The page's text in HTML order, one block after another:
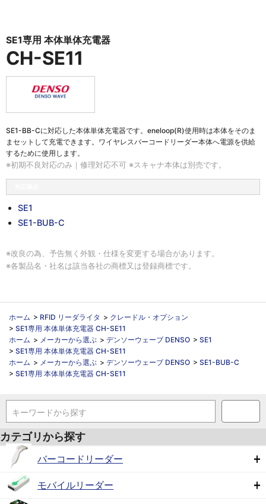
SE1専用 本体単体充電器
CH-SE11
SE1-BB-Cに対応した本体単体充電器です。eneloop(R)使用時は本体をそのま
まセットして充電できます。ワイヤレスバーコードリーダー本体へ電源を供給
するために使用します。
※初期不良対応のみ｜修理対応不可 ※スキャナ本体は別売です。
SE1
SE1-BUB-C
※改良の為、予告無く外観・仕様を変更する場合があります。
※各製品名・社名は該当各社の商標又は登録商標です。
ホーム > RFID リーダライタ > クレードル・オプション
> SE1専用 本体単体充電器 CH-SE11
ホーム > メーカーから選ぶ > デンソーウェーブ DENSO > SE1
> SE1専用 本体単体充電器 CH-SE11
ホーム > メーカーから選ぶ > デンソーウェーブ DENSO > SE1-BUB-C
> SE1専用 本体単体充電器 CH-SE11
キーワードから探す
カテゴリから探す
バーコードリーダー
モバイルリーダー